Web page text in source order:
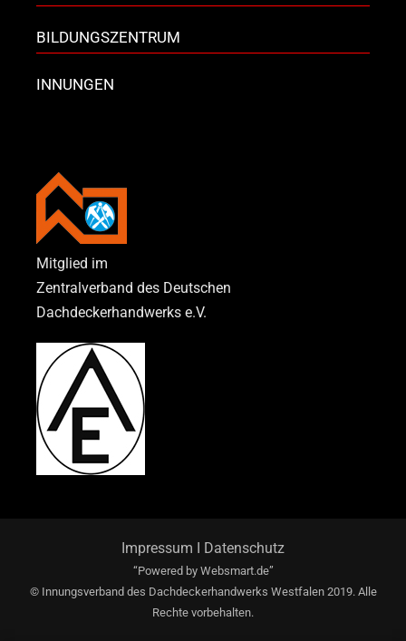
BILDUNGSZENTRUM
INNUNGEN
Mitglied im
Zentralverband des Deutschen
Dachdeckerhandwerks e.V.
© Innungsverband des Dachdeckerhandwerks Westfalen 2019. Alle
Rechte vorbehalten.
Impressum I Datenschutz
“Powered by Websmart.de”